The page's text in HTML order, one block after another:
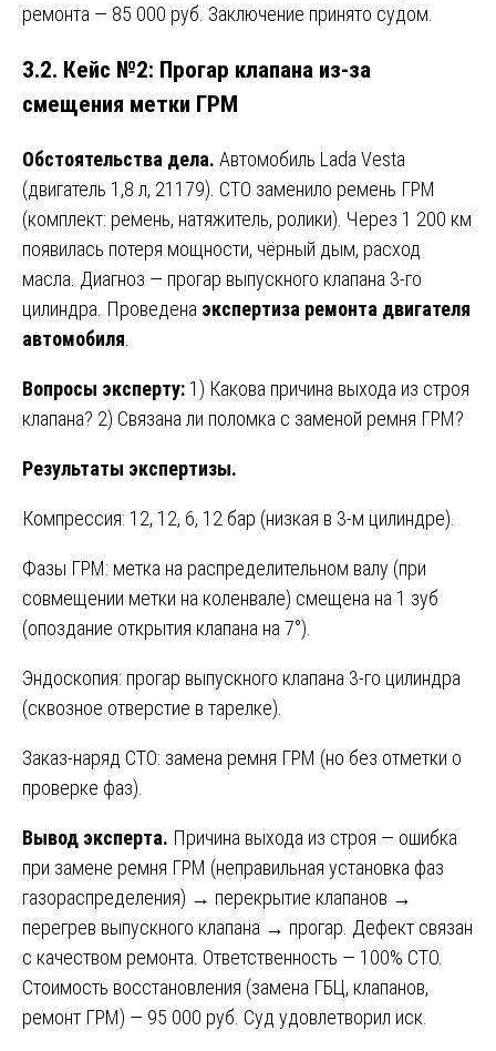
ремонта — 85 000 руб. Заключение принято судом.
3.2. Кейс №2: Прогар клапана из-за
смещения метки ГРМ
Обстоятельства дела. Автомобиль Lada Vesta
(двигатель 1,8 л, 21179). СТО заменило ремень ГРМ
(комплект: ремень, натяжитель, ролики). Через 1 200 км
появилась потеря мощности, чёрный дым, расход
масла. Диагноз — прогар выпускного клапана 3-го
цилиндра. Проведена экспертиза ремонта двигателя
автомобиля
Вопросы эксперту: 1) Какова причина выхода из строя
клапана? 2) Связана ли поломка с заменой ремня ГРМ?
Результаты экспертизы.
Компрессия: 12, 12, 6, 12 бар (низкая в 3-м цилиндре).
Фазы ГРМ: метка на распределительном валу (при
совмещении метки на коленвале) смещена на 1 зуб
(опоздание открытия клапана на 7°).
Эндоскопия: прогар выпускного клапана 3-го цилиндра
(сквозное отверстие в тарелке).
Заказ-наряд СТО: замена ремня ГРМ (но без отметки о
проверке фаз).
Вывод эксперта. Причина выхода из строя — ошибка
при замене ремня ГРМ (неправильная установка фаз
газораспределения) → перекрытие клапанов →
перегрев выпускного клапана → прогар. Дефект связан
с качеством ремонта. Ответственность — 100% СТО.
Стоимость восстановления (замена ГБЦ, клапанов,
ремонт ГРМ) — 95 000 руб. Суд удовлетворил иск.